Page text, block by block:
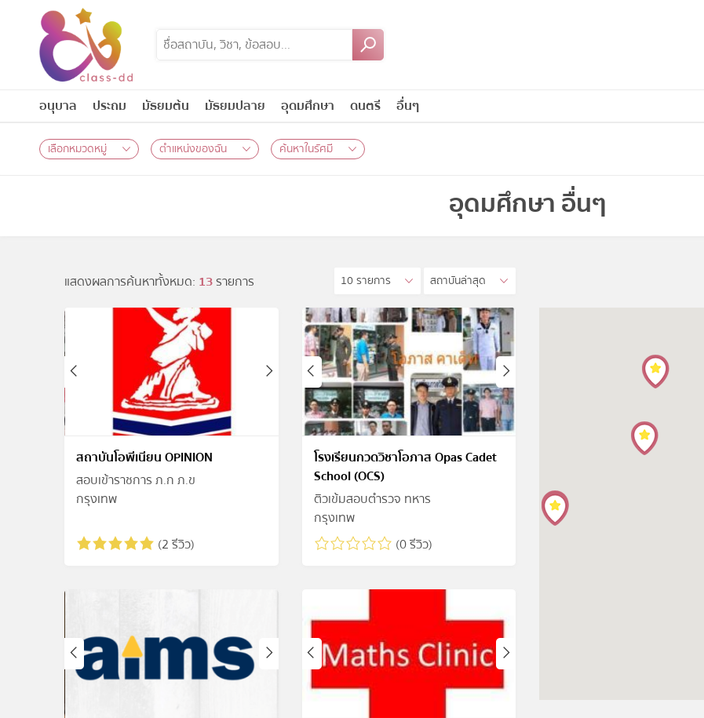
content
อนุบาล ประถม มัธยมต้น มัธยมปลาย อุดมศึกษา ดนตรี อื่นๆ
เลือกหมวดหมู่ ตำแหน่งของฉัน ค้นหาในรัศมี
อุดมศึกษา อื่นๆ
แสดงผลการค้นหาทั้งหมด: 13รายการ 10 รายการ สถาบันล่าสุด
สถาบันโอพีเนียน OPINION
สอบเข้าราชการ ภ.ก ภ.ข
กรุงเทพ
(2 รีวิว)
โรงเรียนกวดวิชาโอภาส Opas Cadet
School (OCS)
ติวเข้มสอบตำรวจ ทหาร
กรุงเทพ
(0 รีวิว)